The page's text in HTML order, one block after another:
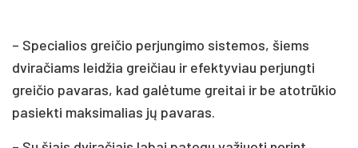
– Specialios greičio perjungimo sistemos, šiems
dviračiams leidžia greičiau ir efektyviau perjungti
greičio pavaras, kad galėtume greitai ir be atotrūkio
pasiekti maksimalias jų pavaras.